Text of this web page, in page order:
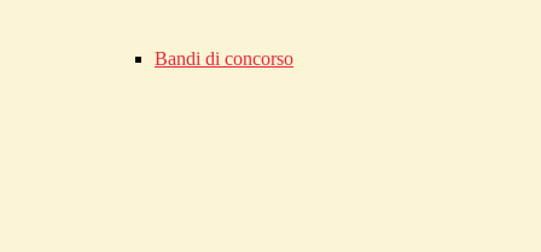
Bandi di concorso